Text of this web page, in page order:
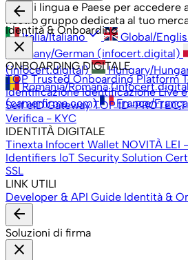
Scegli lingua e Paese per accedere
nostro gruppo dedicata al tuo
Italia/Italiano check
Global/
Germany/German (infocert.digital)
(infocert.digital)
Hungary/
România/Română
(camerfirma.com)
France/
arrow_back
Identità & Onboarding
close
ONBOARDING DIGITALE
TOP Trusted Onboarding Platform
identificazione Identificazione Live
Self elD Gateway TOP ID-PROTECT
Verifica - KYC
IDENTITÀ DIGITALE
Tinexta Infocert Wallet NOVITÀ LEI
Identifiers loT Security Solution
SSL
LINK UTILI
Developer & API Guide Identità &
arrow_back
Soluzioni di firma
close